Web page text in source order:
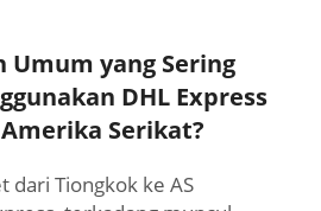
Umum yang Sering
DHL Express
Serikat?
dari Tiongkok ke AS